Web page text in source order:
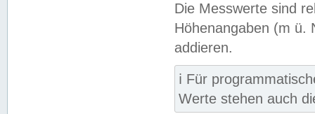
Die Messwerte sind
Höhenangaben (m ü.
addieren.
ℹ️ Für
Werte stehen auch